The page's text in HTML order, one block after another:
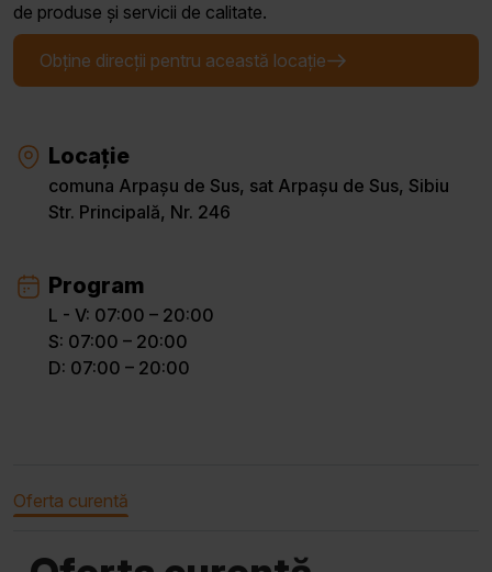
de produse și servicii de calitate.
Obține direcții pentru această locație
Locație
comuna Arpașu de Sus, sat Arpașu de Sus, Sibiu
Str. Principală, Nr. 246
Program
L - V: 07:00 – 20:00
S: 07:00 – 20:00
D: 07:00 – 20:00
Oferta curentă